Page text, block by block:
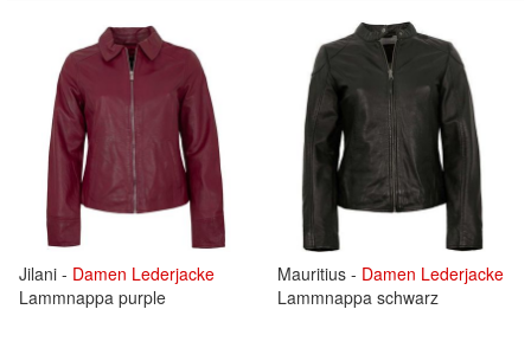
Jilani - Damen Lederjacke
Lammnappa purple
Mauritius - Damen Lederjacke
Lammnappa schwarz